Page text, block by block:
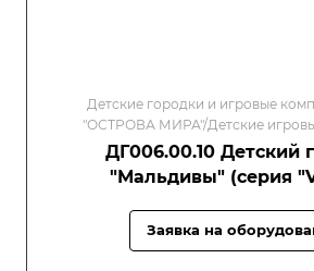
Детские городки и игровые
"ОСТРОВА МИРА"/Детские
ДГ006.00.10 Детский
"Мальдивы" (серия
Заявка на